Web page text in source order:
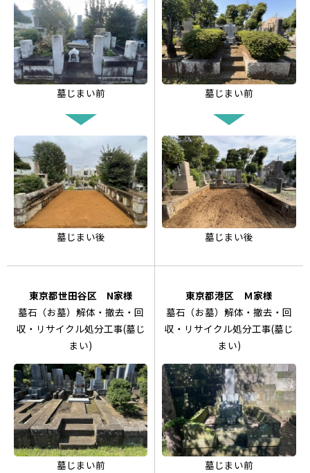
墓じまい前
墓じまい後
墓じまい前
墓じまい後
東京都世田谷区 N家様
墓石（お墓）解体・撤去・回
収・リサイクル処分工事(墓じ
まい)
墓じまい前
東京都港区 Ｍ家様
墓石（お墓）解体・撤去・回
収・リサイクル処分工事(墓じ
まい)
墓じまい前